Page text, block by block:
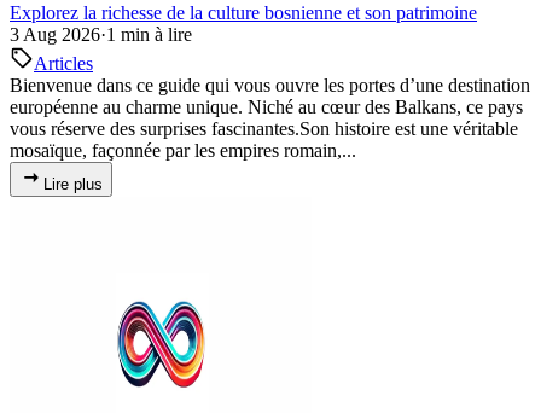
Explorez la richesse de la culture bosnienne et son patrimoine
3 Aug 2026·1 min à lire
Articles
Bienvenue dans ce guide qui vous ouvre les portes d’une destination
européenne au charme unique. Niché au cœur des Balkans, ce pays
vous réserve des surprises fascinantes.Son histoire est une véritable
mosaïque, façonnée par les empires romain,...
Lire plus